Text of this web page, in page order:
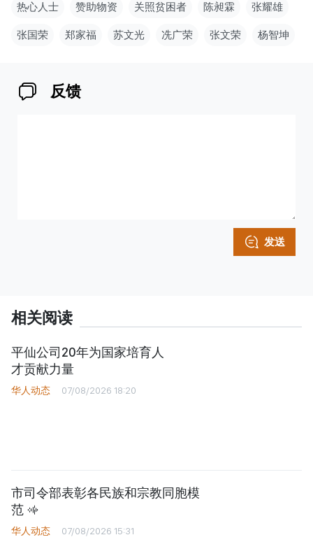
热心人士 赞助物资 关照贫困者 陈昶霖 张耀雄
张国荣 郑家福 苏文光 冼广荣 张文荣 杨智坤
反馈
发送
相关阅读
平仙公司20年为国家培育人
才贡献力量
华人动态 07/08/2026 18:20
市司令部表彰各民族和宗教同胞模
范
华人动态 07/08/2026 15:31